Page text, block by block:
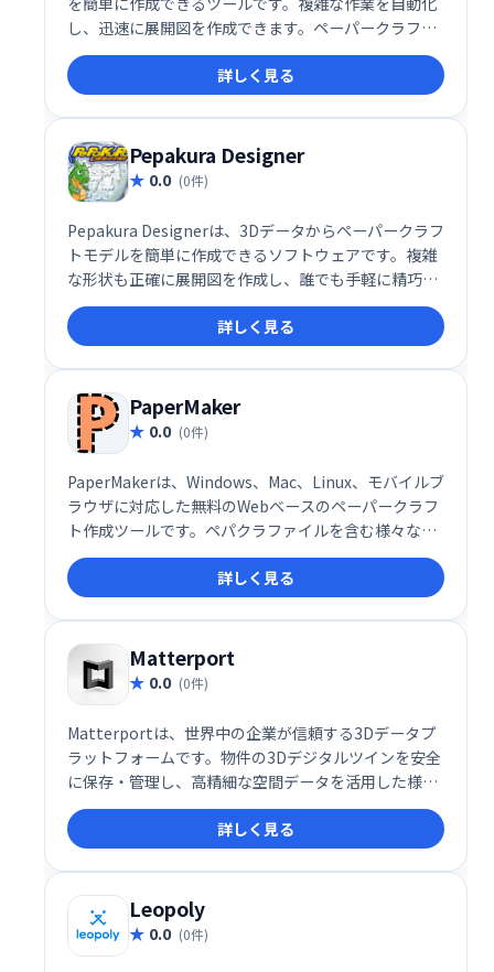
し、迅速に展開図を作成できます。ペーパークラフト
制作を効率化し、創造性を高めるお手伝いをします。
初心者から上級者まで、誰でも手軽に高品質なペーパ
ークラフトを楽しめます。
詳しく見る
Pepakura Designer
0.0 (0件)
Pepakura Designerは、3Dデータからペーパークラフ
トモデルを簡単に作成できるソフトウェアです。複雑
な形状も正確に展開図を作成し、誰でも手軽に精巧な
ペーパークラフトを楽しめます。 3Dモデル作成ソフト
との連携もスムーズで、創作活動の幅を広げます。
詳しく見る
PaperMaker
0.0 (0件)
PaperMakerは、Windows、Mac、Linux、モバイルブ
ラウザに対応した無料のWebベースのペーパークラフ
ト作成ツールです。ペパクラファイルを含む様々な形
式のインポートに対応し、自動カットや自動配置機能
で簡単にペーパークラフトを作成できます。作成した
作品は、誰でも閲覧・ダウンロードできるギャラリー
で共有可能です。初心者から上級者まで、手軽にペー
パークラフトを楽しめます。
詳しく見る
Matterport
0.0 (0件)
Matterportは、世界中の企業が信頼する3Dデータプ
ラットフォームです。物件の3Dデジタルツインを安全
に保存・管理し、高精細な空間データを活用した様々
なビジネス用途に対応します。不動産、建設、観光な
ど、様々な業界で活用可能です。
詳しく見る
Leopoly
0.0 (0件)